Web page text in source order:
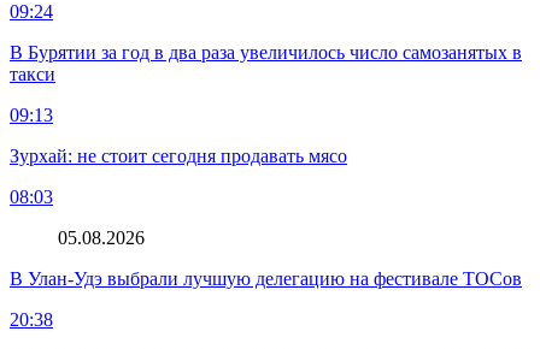
09:24
В Бурятии за год в два раза увеличилось число самозанятых в
такси
09:13
Зурхай: не стоит сегодня продавать мясо
08:03
05.08.2026
В Улан-Удэ выбрали лучшую делегацию на фестивале ТОСов
20:38